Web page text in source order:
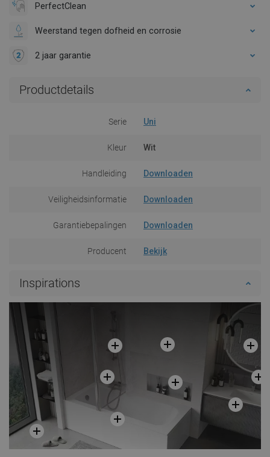
PerfectClean
Weerstand tegen dofheid en corrosie
2 jaar garantie
Productdetails
Serie Uni
Kleur Wit
Handleiding Downloaden
Veiligheidsinformatie Downloaden
Garantiebepalingen Downloaden
Producent Bekijk
Inspirations